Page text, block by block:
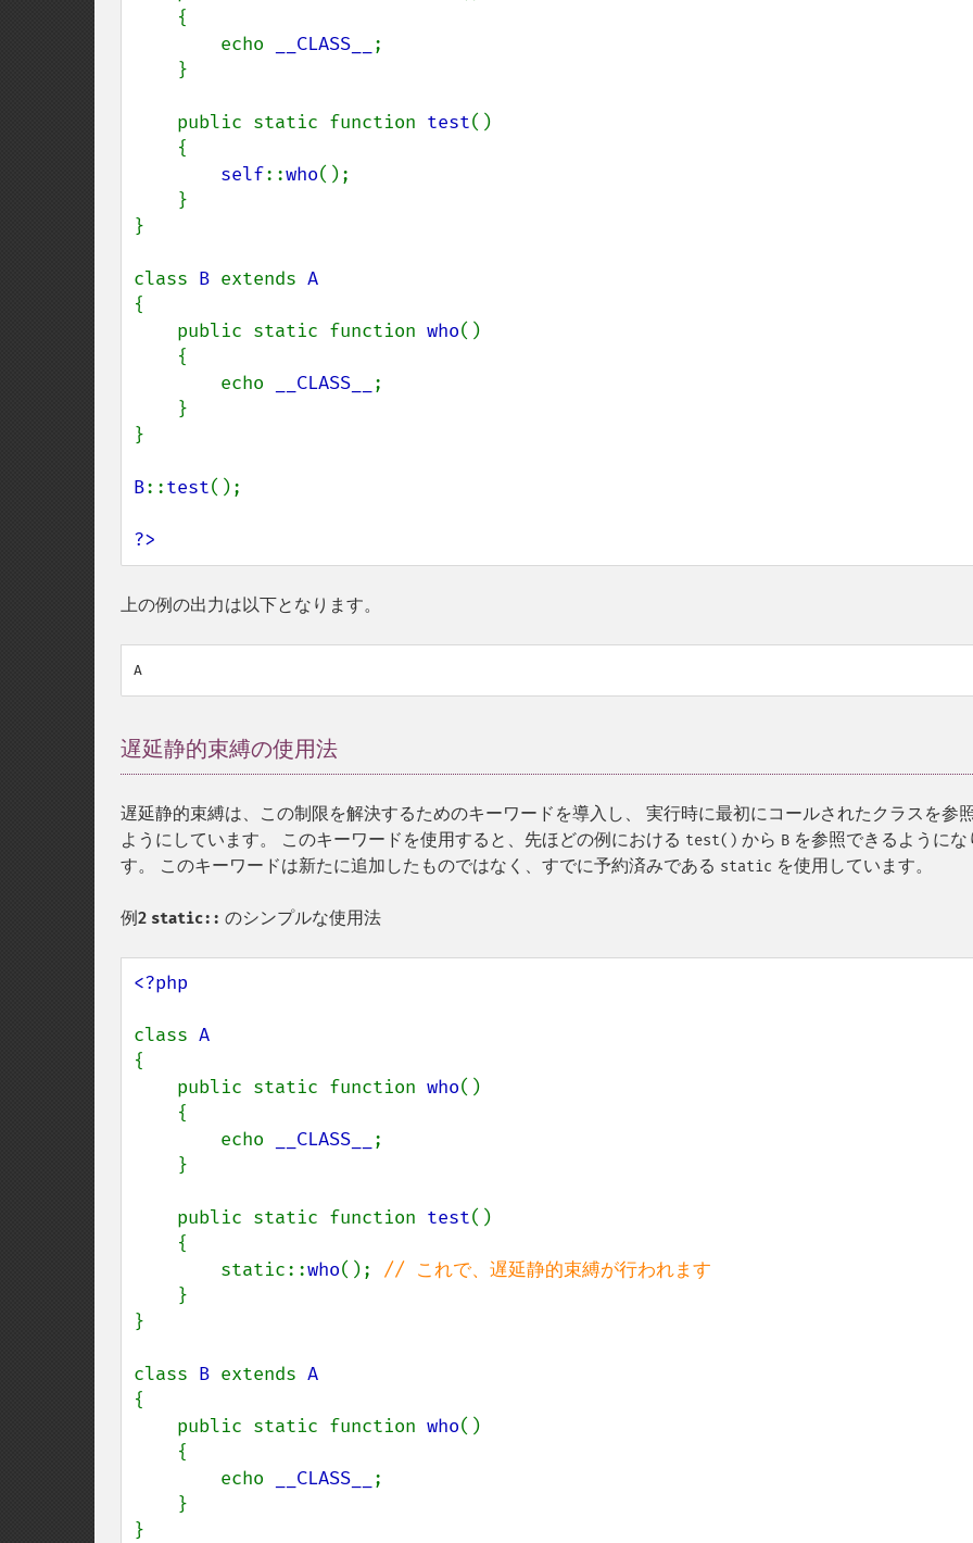
        echo
__CLASS__
;
    public static function
test()
self::who();
}
class B extends
{
    public static function
who()
        echo
__CLASS__
;
}
B::test();
?>
上の例の出力は以下となります。
遅延静的束縛の使用法
遅延静的束縛は、この制限を解決するためのキーワードを導入し、 実行時に最初にコールされたクラスを参
ようにしています。 このキーワードを使用すると、先ほどの例における test() から B を参照できるようにな
す。 このキーワードは新たに追加したものではなく、すでに予約済みである static を使用しています。
例2 static:: のシンプルな使用法
<?php
class
{
    public static function
who()
        echo
__CLASS__
;
    public static function
test()
        static::
who(); // これで、遅延静的束縛が行われます
}
}
class B extends
{
    public static function
who()
        echo
__CLASS__
;
}